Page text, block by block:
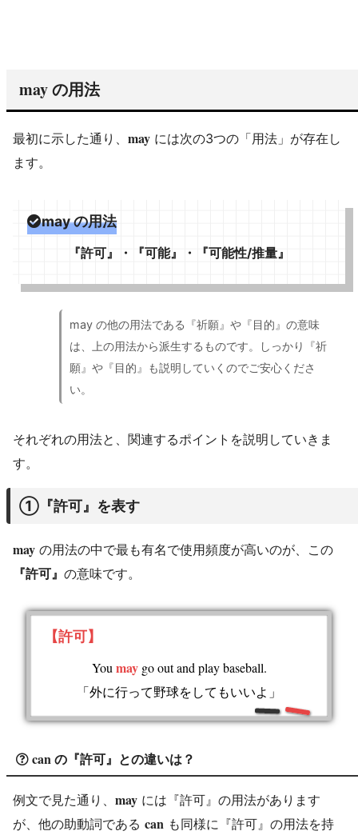
may の用法
最初に示した通り、 may には次の3つの「用法」が存在し
ます。
may の用法
『許可』・『可能』・『可能性/推量』
may の他の用法である『祈願』や『目的』の意味
は、上の用法から派生するものです。しっかり『祈
願』や『目的』も説明していくのでご安心くださ
い。
それぞれの用法と、関連するポイントを説明していきま
す。
①『許可』を表す
may の用法の中で最も有名で使用頻度が高いのが、この
『許可』 の意味です。
【許可】
You maygo out and play baseball.
「外に行って野球をしてもいいよ」
can の『許可』との違いは？
例文で見た通り、 may には『許可』の用法があります
が、他の助動詞である can も同様に『許可』の用法を持